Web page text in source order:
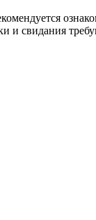
свидания